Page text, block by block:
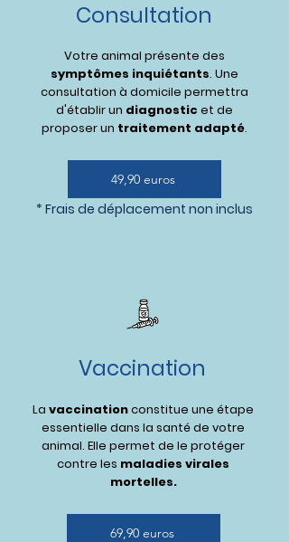
Consultation
Votre animal présente des
symptômes inquiétants. Une
consultation à domicile permettra
d'établir un diagnostic et de
proposer un traitement adapté.
49,90 euros
* Frais de déplacement non inclus
Vaccination
La vaccinationconstitue une étape
essentielle dans la santé de votre
animal. Elle permet de le protéger
contre les maladies virales
mortelles.
69,90 euros